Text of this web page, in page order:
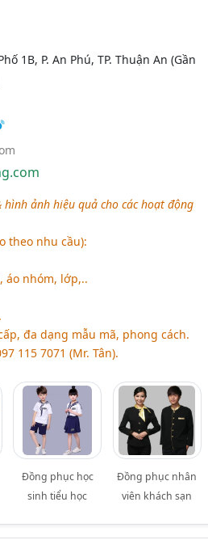
1B, P. An Phú, TP. Thuận An (Gần
ảnh hiệu quả cho các hoạt động
theo nhu cầu):
áo nhóm, lớp,..
đa dạng mẫu mã, phong cách.
115 7071 (Mr. Tân).
Đồng phục học
sinh tiểu học
Đồng phục nhân
viên khách sạn